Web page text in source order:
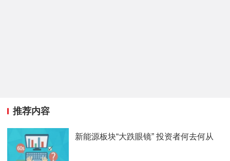
推荐内容
新能源板块“大跌眼镜” 投资者何去何从